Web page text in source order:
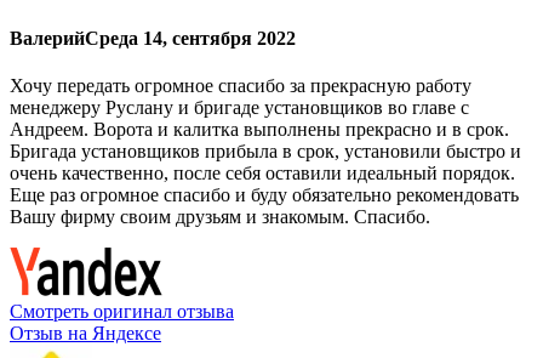
ВалерийСреда 14, сентября 2022
Хочу передать огромное спасибо за прекрасную работу
менеджеру Руслану и бригаде установщиков во главе с
Андреем. Ворота и калитка выполнены прекрасно и в срок.
Бригада установщиков прибыла в срок, установили быстро и
очень качественно, после себя оставили идеальный порядок.
Еще раз огромное спасибо и буду обязательно рекомендовать
Вашу фирму своим друзьям и знакомым. Спасибо.
Смотреть оригинал отзыва
Отзыв на Яндексе